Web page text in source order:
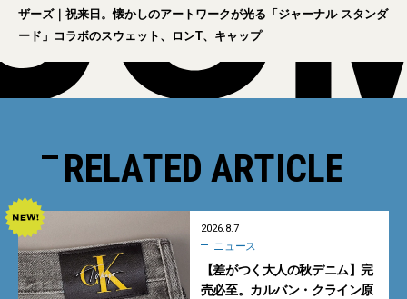
ザーズ｜祝来日。懐かしのアートワークが光る「ジャーナル スタンダ
ード」コラボのスウェット、ロンT、キャップ
RELATED ARTICLE
2026.8.7
ニュース
【差がつく大人の秋デニム】完
売必至。カルバン・クライン原